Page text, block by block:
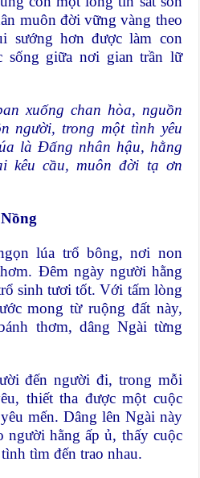
muôn đời vững vàng theo
sướng hơn được làm con
sống giữa nơi gian trần lữ
xuống chan hòa, nguồn
người, trong một tình yêu
là Đấng nhân hậu, hằng
kêu cầu, muôn đời tạ ơn
lúa trổ bông, nơi non
Đêm ngày người hằng
sinh tươi tốt. Với tấm lòng
mong từ ruộng đất này,
thơm, dâng Ngài từng
đến người đi, trong mỗi
thiết tha được một cuộc
mến. Dâng lên Ngài này
người hằng ấp ủ, thấy cuộc
tìm đến trao nhau.